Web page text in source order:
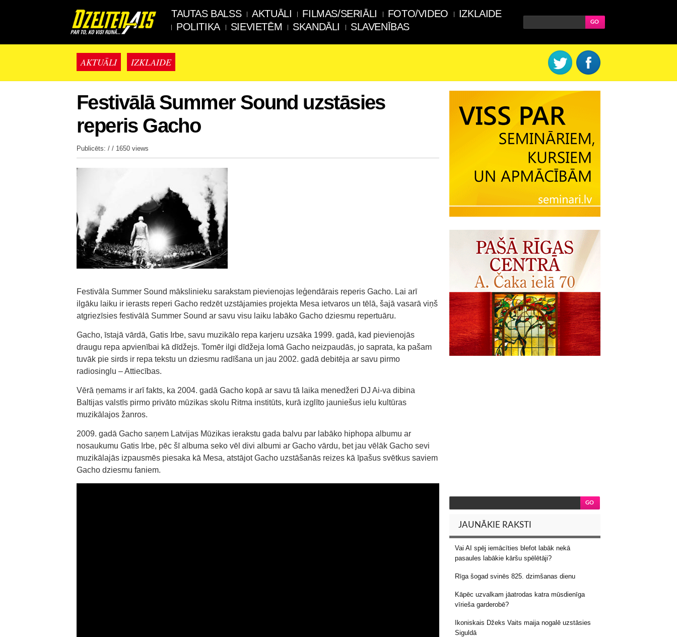
TAUTAS BALSS AKTUĀLI FILMAS/SERIĀLI FOTO/VIDEO
IZKLAIDE
POLITIKA
SIEVIETĒM SKANDĀLI SLAVENĪBAS
AKTUĀLI IZKLAIDE
Festivālā Summer Sound uzstāsies
reperis Gacho
Publicēts: / / 1650 views
Festivāla Summer Sound mākslinieku sarakstam pievienojas leģendārais reperis Gacho. Lai arī
ilgāku laiku ir ierasts reperi Gacho redzēt uzstājamies projekta Mesa ietvaros un tēlā, šajā vasarā viņš
atgriezīsies festivālā Summer Sound ar savu visu laiku labāko Gacho dziesmu repertuāru.
Gacho, īstajā vārdā, Gatis Irbe, savu muzikālo repa karjeru uzsāka 1999. gadā, kad pievienojās
draugu repa apvienībai kā dīdžejs. Tomēr ilgi dīdžeja lomā Gacho neizpaudās, jo saprata, ka pašam
tuvāk pie sirds ir repa tekstu un dziesmu radīšana un jau 2002. gadā debitēja ar savu pirmo
radiosinglu – Attiecības.
Vērā ņemams ir arī fakts, ka 2004. gadā Gacho kopā ar savu tā laika menedžeri DJ Ai-va dibina
Baltijas valstīs pirmo privāto mūzikas skolu Ritma institūts, kurā izglīto jauniešus ielu kultūras
muzikālajos žanros.
2009. gadā Gacho saņem Latvijas Mūzikas ierakstu gada balvu par labāko hiphopa albumu ar
nosaukumu Gatis Irbe, pēc šī albuma seko vēl divi albumi ar Gacho vārdu, bet jau vēlāk Gacho sevi
muzikālajās izpausmēs piesaka kā Mesa, atstājot Gacho uzstāšanās reizes kā īpašus svētkus saviem
Gacho dziesmu faniem.
JAUNĀKIE RAKSTI
Vai AI spēj iemācīties blefot labāk nekā
pasaules labākie kāršu spēlētāji?
Rīga šogad svinēs 825. dzimšanas dienu
Kāpēc uzvalkam jāatrodas katra mūsdienīga
vīrieša garderobē?
Ikoniskais Džeks Vaits maija nogalē uzstāsies
Siguldā